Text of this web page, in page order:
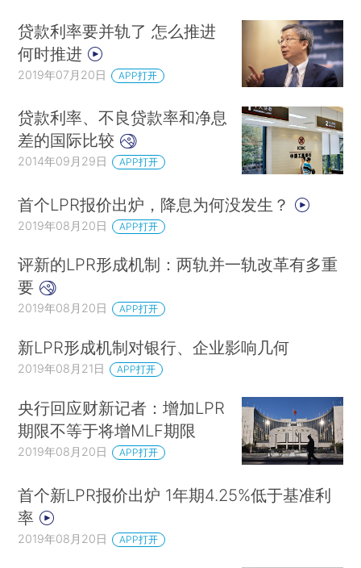
贷款利率要并轨了 怎么推进
何时推进
2019年07月20日 APP打开
贷款利率、不良贷款率和净息
差的国际比较
2014年09月29日 APP打开
首个LPR报价出炉，降息为何没发生？
2019年08月20日 APP打开
评新的LPR形成机制：两轨并一轨改革有多重
要
2019年08月20日 APP打开
新LPR形成机制对银行、企业影响几何
2019年08月21日 APP打开
央行回应财新记者：增加LPR
期限不等于将增MLF期限
2019年08月20日 APP打开
首个新LPR报价出炉 1年期4.25%低于基准利
率
2019年08月20日 APP打开